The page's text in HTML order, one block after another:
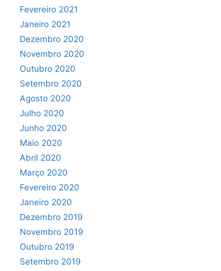
Fevereiro 2021
Janeiro 2021
Dezembro 2020
Novembro 2020
Outubro 2020
Setembro 2020
Agosto 2020
Julho 2020
Junho 2020
Maio 2020
Abril 2020
Março 2020
Fevereiro 2020
Janeiro 2020
Dezembro 2019
Novembro 2019
Outubro 2019
Setembro 2019